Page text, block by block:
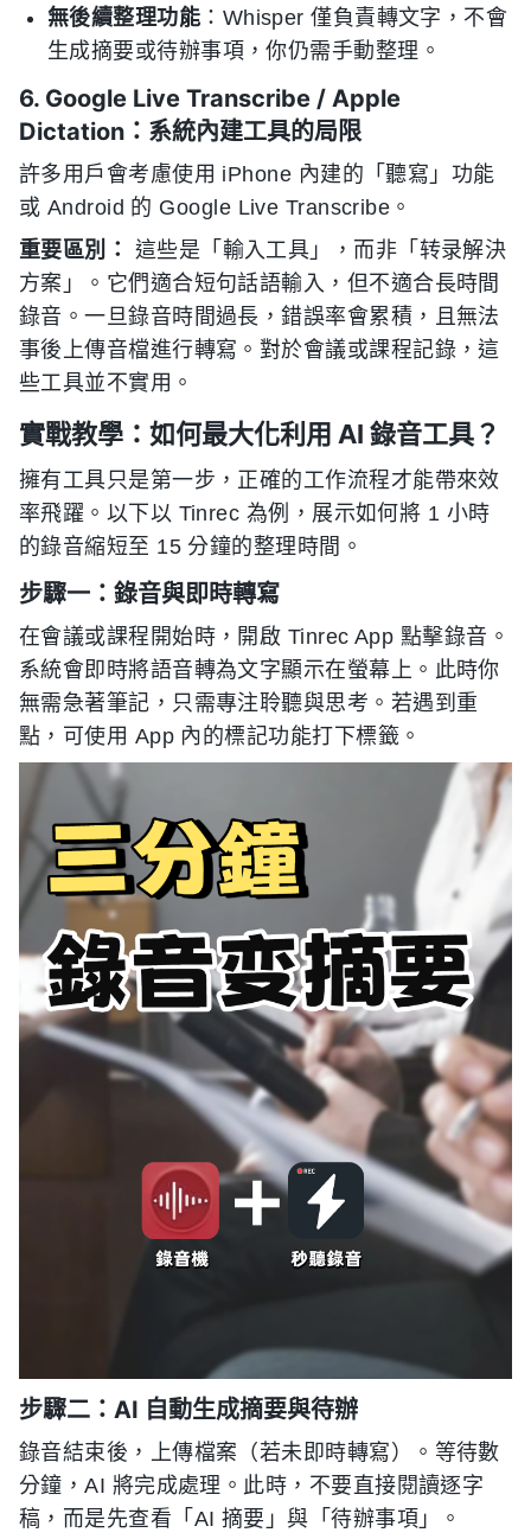
無後續整理功能 ：Whisper 僅負責轉文字，不會
生成摘要或待辦事項，你仍需手動整理。
6. Google Live Transcribe / Apple
Dictation：系統內建工具的局限
許多用戶會考慮使用 iPhone 內建的「聽寫」功能
或 Android 的 Google Live Transcribe。
重要區別：
這些是「輸入工具」，而非「转录解決
方案」。它們適合短句話語輸入，但不適合長時間
錄音。一旦錄音時間過長，錯誤率會累積，且無法
事後上傳音檔進行轉寫。對於會議或課程記錄，這
些工具並不實用。
實戰教學：如何最大化利用 AI 錄音工具？
擁有工具只是第一步，正確的工作流程才能帶來效
率飛躍。以下以 Tinrec 為例，展示如何將 1 小時
的錄音縮短至 15 分鐘的整理時間。
步驟一：錄音與即時轉寫
在會議或課程開始時，開啟 Tinrec App 點擊錄音。
系統會即時將語音轉為文字顯示在螢幕上。此時你
無需急著筆記，只需專注聆聽與思考。若遇到重
點，可使用 App 內的標記功能打下標籤。
步驟二：AI 自動生成摘要與待辦
錄音結束後，上傳檔案（若未即時轉寫）。等待數
分鐘，AI 將完成處理。此時，不要直接閱讀逐字
稿，而是先查看「AI 摘要」與「待辦事項」。